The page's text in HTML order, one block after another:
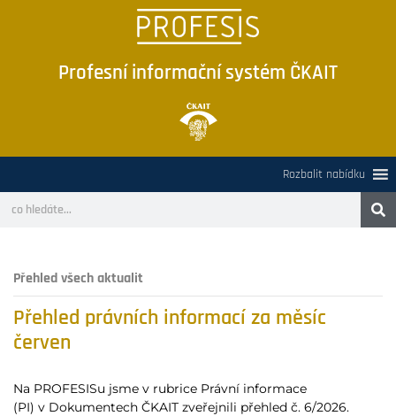
Profesní informační systém ČKAIT
Rozbalit nabídku
Přehled všech aktualit
Přehled právních informací za měsíc
červen
Na PROFESISu jsme v rubrice Právní informace
(PI) v Dokumentech ČKAIT zveřejnili přehled č. 6/2026.